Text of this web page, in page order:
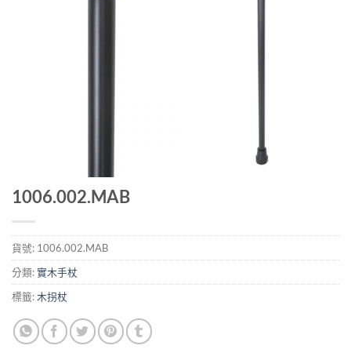
1006.002.MAB
貨號: 1006.002.MAB
分類:實木手杖
標籤:木拐杖